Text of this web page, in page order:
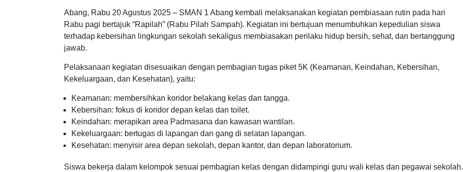
Abang, Rabu 20 Agustus 2025 – SMAN 1 Abang kembali melaksanakan kegiatan pembiasaan rutin pada hari
Rabu pagi bertajuk “Rapilah” (Rabu Pilah Sampah). Kegiatan ini bertujuan menumbuhkan kepedulian siswa
terhadap kebersihan lingkungan sekolah sekaligus membiasakan perilaku hidup bersih, sehat, dan bertanggung
jawab.
Pelaksanaan kegiatan disesuaikan dengan pembagian tugas piket 5K (Keamanan, Keindahan, Kebersihan,
Kekeluargaan, dan Kesehatan), yaitu:
Keamanan: membersihkan koridor belakang kelas dan tangga.
Kebersihan: fokus di koridor depan kelas dan toilet.
Keindahan: merapikan area Padmasana dan kawasan wantilan.
Kekeluargaan: bertugas di lapangan dan gang di selatan lapangan.
Kesehatan: menyisir area depan sekolah, depan kantor, dan depan laboratorium.
Siswa bekerja dalam kelompok sesuai pembagian kelas dengan didampingi guru wali kelas dan pegawai sekolah.